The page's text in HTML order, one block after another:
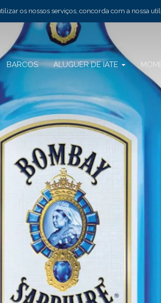
os nossos serviços, concorda com a nossa
BARCOS ALUGUER DE IATE